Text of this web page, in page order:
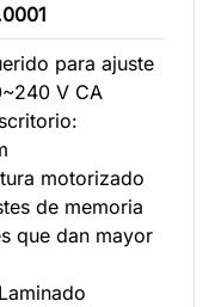
para ajuste
V CA
motorizado
de memoria
que dan mayor